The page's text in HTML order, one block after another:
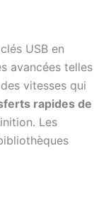
USB en
avancées telles
vitesses qui
rapides de
Les